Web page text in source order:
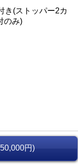
き(ストッパー2カ
のみ)
円)